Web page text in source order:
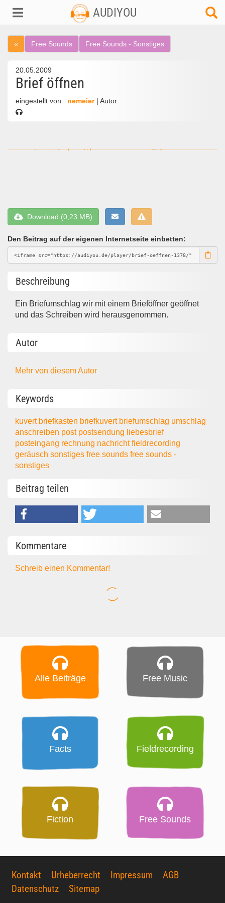
AUDIYOU
« Free Sounds Free Sounds - Sonstiges
20.05.2009
Brief öffnen
eingestellt von: nemeier | Autor:
Download (0,23 MB)
Den Beitrag auf der eigenen Internetseite einbetten:
Beschreibung
Ein Briefumschlag wir mit einem Brieföffner geöffnet
und das Schreiben wird herausgenommen.
Autor
Mehr von diesem Autor
Keywords
kuvert briefkasten briefkuvert briefumschlag umschlag
anschreiben post postsendung liebesbrief
posteingang rechnung nachrichtfieldrecording
geräuschsonstigesfree soundsfree sounds -
sonstiges
Beitrag teilen
Kommentare
Schreib einen Kommentar!
Alle Beiträge Free Music
Facts Fieldrecording
Fiction Free Sounds
Kontakt Urheberrecht Impressum
AGB
Datenschutz
Sitemap